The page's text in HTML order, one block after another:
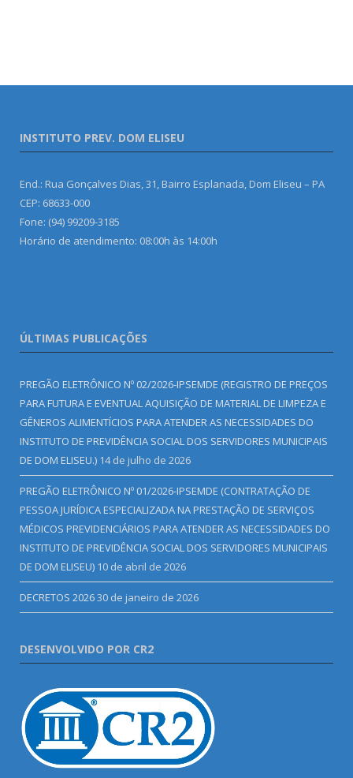
INSTITUTO PREV. DOM ELISEU
End.: Rua Gonçalves Dias, 31, Bairro Esplanada, Dom Eliseu – PA
CEP: 68633-000
Fone: (94) 99209-3185
Horário de atendimento: 08:00h às 14:00h
ÚLTIMAS PUBLICAÇÕES
PREGÃO ELETRÔNICO Nº 02/2026-IPSEMDE (REGISTRO DE PREÇOS
PARA FUTURA E EVENTUAL AQUISIÇÃO DE MATERIAL DE LIMPEZA E
GÊNEROS ALIMENTÍCIOS PARA ATENDER AS NECESSIDADES DO
INSTITUTO DE PREVIDÊNCIA SOCIAL DOS SERVIDORES MUNICIPAIS
DE DOM ELISEU.) 14 de julho de 2026
PREGÃO ELETRÔNICO Nº 01/2026-IPSEMDE (CONTRATAÇÃO DE
PESSOA JURÍDICA ESPECIALIZADA NA PRESTAÇÃO DE SERVIÇOS
MÉDICOS PREVIDENCIÁRIOS PARA ATENDER AS NECESSIDADES DO
INSTITUTO DE PREVIDÊNCIA SOCIAL DOS SERVIDORES MUNICIPAIS
DE DOM ELISEU) 10 de abril de 2026
DECRETOS 202630 de janeiro de 2026
DESENVOLVIDO POR CR2